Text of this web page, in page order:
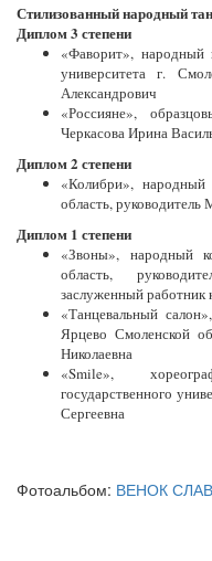
Стилизованный народный
Диплом 3 степени
«Фаворит», народный
университета г.
Александрович
«Россияне»,
Черкасова Ирина
Диплом 2 степени
«Колибри», народный
область,
Диплом 1 степени
«Звоны», народный
область,
заслуженный работник
«Танцевальный
Ярцево Смоленской
Николаевна
«Smile»,
государственного
Сергеевна
Фотоальбом: ВЕНОК